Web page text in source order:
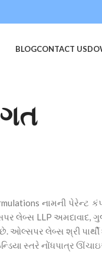
BLOGCONTACT US
નામની પેરેન્ટ
લેબ્સ LLP અમદાવાદ,
ઓલ્સપર લેબ્સ શ્રી
સ્તરે નોંધપાત્ર